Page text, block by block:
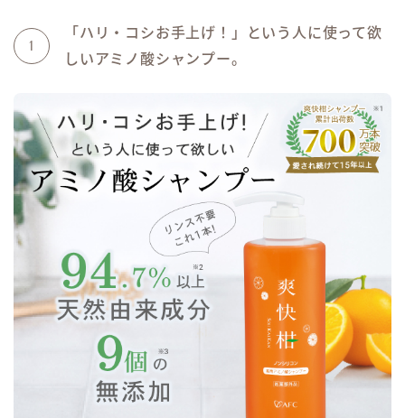
1
「ハリ・コシお手上げ！」という人に使って欲
しいアミノ酸シャンプー。